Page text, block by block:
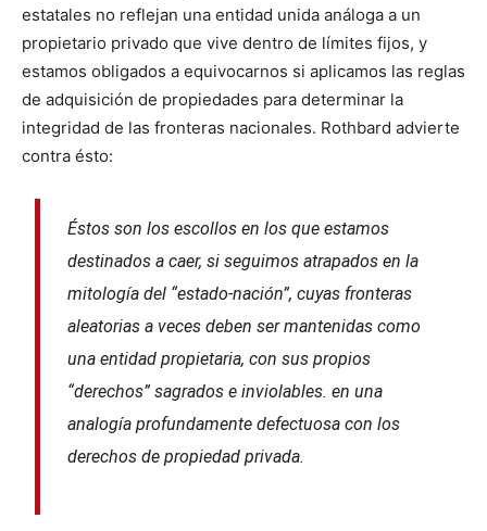
estatales no reflejan una entidad unida análoga a un
propietario privado que vive dentro de límites fijos, y
estamos obligados a equivocarnos si aplicamos las reglas
de adquisición de propiedades para determinar la
integridad de las fronteras nacionales. Rothbard advierte
contra ésto:
Éstos son los escollos en los que estamos
destinados a caer, si seguimos atrapados en la
mitología del “estado-nación”, cuyas fronteras
aleatorias a veces deben ser mantenidas como
una entidad propietaria, con sus propios
“derechos” sagrados e inviolables. en una
analogía profundamente defectuosa con los
derechos de propiedad privada.